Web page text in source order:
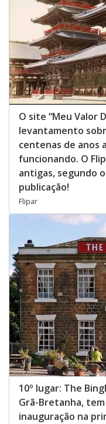
O site “Meu Valor
levantamento
centenas de anos
funcionando. O
antigas, segundo
publicação!
Flipar
10º lugar: The
Grã-Bretanha,
inauguração na